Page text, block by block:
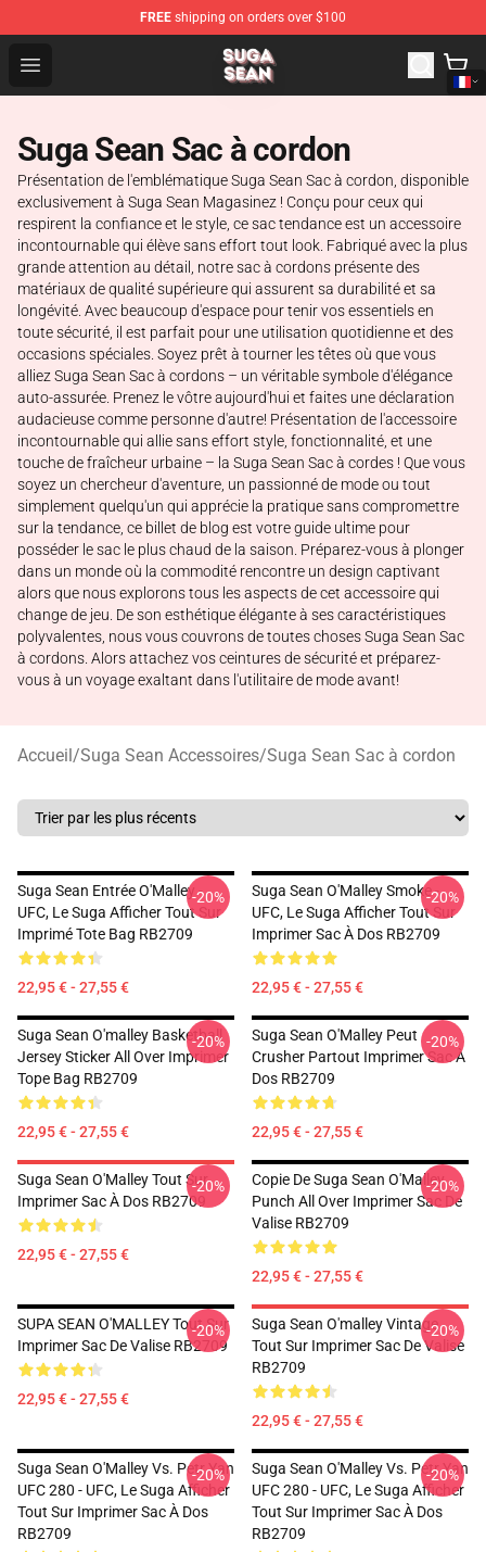
FREE shipping on orders over $100
Open menu
Suga Sean Shop - Official Suga Sean Merchandise Store
Suga Sean Sac à cordon
Présentation de l'emblématique Suga Sean Sac à cordon, disponible
exclusivement à Suga Sean Magasinez ! Conçu pour ceux qui
respirent la confiance et le style, ce sac tendance est un accessoire
incontournable qui élève sans effort tout look. Fabriqué avec la plus
grande attention au détail, notre sac à cordons présente des
matériaux de qualité supérieure qui assurent sa durabilité et sa
longévité. Avec beaucoup d'espace pour tenir vos essentiels en
toute sécurité, il est parfait pour une utilisation quotidienne et des
occasions spéciales. Soyez prêt à tourner les têtes où que vous
alliez Suga Sean Sac à cordons – un véritable symbole d'élégance
auto-assurée. Prenez le vôtre aujourd'hui et faites une déclaration
audacieuse comme personne d'autre! Présentation de l'accessoire
incontournable qui allie sans effort style, fonctionnalité, et une
touche de fraîcheur urbaine – la Suga Sean Sac à cordes ! Que vous
soyez un chercheur d'aventure, un passionné de mode ou tout
simplement quelqu'un qui apprécie la pratique sans compromettre
sur la tendance, ce billet de blog est votre guide ultime pour
posséder le sac le plus chaud de la saison. Préparez-vous à plonger
dans un monde où la commodité rencontre un design captivant
alors que nous explorons tous les aspects de cet accessoire qui
change de jeu. De son esthétique élégante à ses caractéristiques
polyvalentes, nous vous couvrons de toutes choses Suga Sean Sac
à cordons. Alors attachez vos ceintures de sécurité et préparez-
vous à un voyage exaltant dans l'utilitaire de mode avant!
Accueil/Suga Sean Accessoires/Suga Sean Sac à cordon
Suga Sean Entrée O'Malley -
UFC, Le Suga Afficher Tout Sur
Imprimé Tote Bag RB2709
22,95 € - 27,55 €
-20%
Suga Sean O'Malley Smoke -
UFC, Le Suga Afficher Tout Sur
Imprimer Sac À Dos RB2709
22,95 € - 27,55 €
-20%
Suga Sean O'malley Basketball
Jersey Sticker All Over Imprimer
Tope Bag RB2709
22,95 € - 27,55 €
-20%
Suga Sean O'Malley Peut
Crusher Partout Imprimer Sac À
Dos RB2709
22,95 € - 27,55 €
-20%
Suga Sean O'Malley Tout Sur
Imprimer Sac À Dos RB2709
22,95 € - 27,55 €
-20%
Copie De Suga Sean O'Malley
Punch All Over Imprimer Sac De
Valise RB2709
22,95 € - 27,55 €
-20%
SUPA SEAN O'MALLEY Tout Sur
Imprimer Sac De Valise RB2709
22,95 € - 27,55 €
-20%
Suga Sean O'malley Vintage
Tout Sur Imprimer Sac De Valise
RB2709
22,95 € - 27,55 €
-20%
Suga Sean O'Malley Vs. Petr Yan
UFC 280 - UFC, Le Suga Afficher
Tout Sur Imprimer Sac À Dos
RB2709
-20%
Suga Sean O'Malley Vs. Petr Yan
UFC 280 - UFC, Le Suga Afficher
Tout Sur Imprimer Sac À Dos
RB2709
-20%